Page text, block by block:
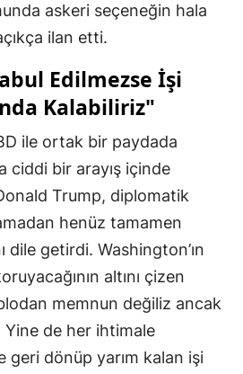
askeri seçeneğin hala
ilan etti.
Edilmezse İşi
Kalabiliriz"
ile ortak bir paydada
ciddi bir arayış içinde
Trump, diplomatik
henüz tamamen
dile getirdi. Washington’ın
altını çizen
memnun değiliz ancak
de her ihtimale
geri dönüp yarım kalan işi